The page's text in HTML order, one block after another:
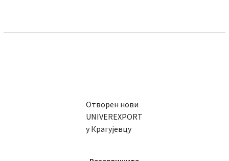
Отворен нови
UNIVEREXPORT
у Крагујевцу